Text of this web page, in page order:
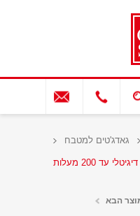
גאדג'טים למטבח
עד 200 מעלות
הבא